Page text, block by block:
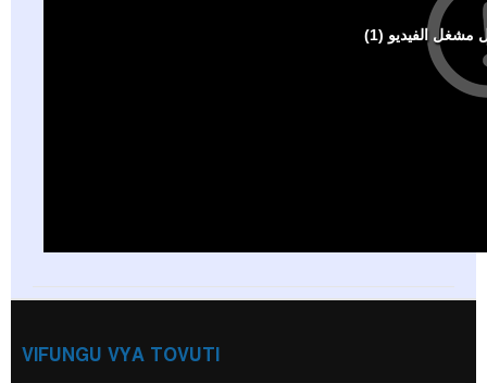
VIFUNGU VYA TOVUTI